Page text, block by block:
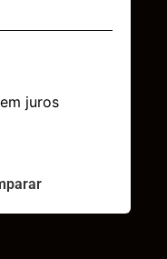
juros